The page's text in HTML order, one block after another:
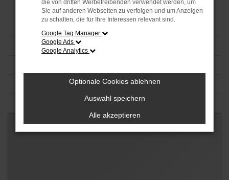
die von dritten Werbetreibenden verwendet werden, um
Sie auf anderen Webseiten zu verfolgen und um Anzeigen
zu schalten, die für Ihre Interessen relevant sind.
Google Tag Manager
Google Ads
Google Analytics
Optionale Cookies ablehnen
Auswahl speichern
Alle akzeptieren